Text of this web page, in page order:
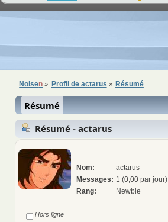
Noisen » Profil de actarus » Résumé
Résumé
Résumé - actarus
Hors ligne
Nom:
actarus
Messages: 1 (0,00 par jour)
Rang:
Newbie